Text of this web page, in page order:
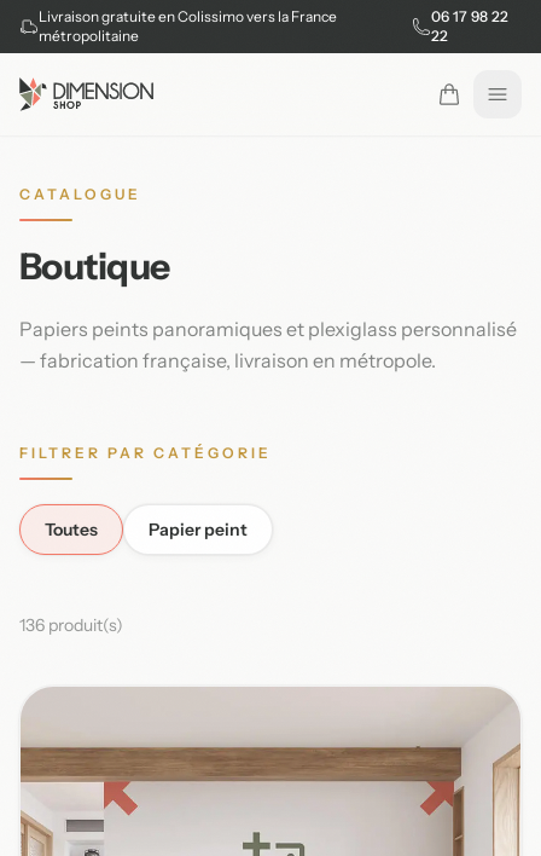
Livraison gratuite en Colissimo vers la France
métropolitaine
06 17 98 22
22
CATALOGUE
Boutique
Papiers peints panoramiques et plexiglass personnalisé
— fabrication française, livraison en métropole.
FILTRER PAR CATÉGORIE
Toutes Papier peint
136 produit(s)